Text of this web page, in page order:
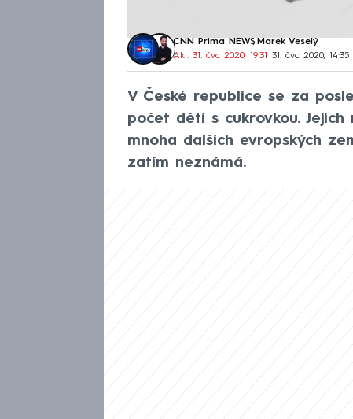
CNN Prima NEWS, Marek Veselý
Akt. 31. čvc 2020, 19:31• 31. čvc 2020, 14:35
V České republice se za
počet dětí s cukrovkou.
mnoha dalších evropských
zatím neznámá.